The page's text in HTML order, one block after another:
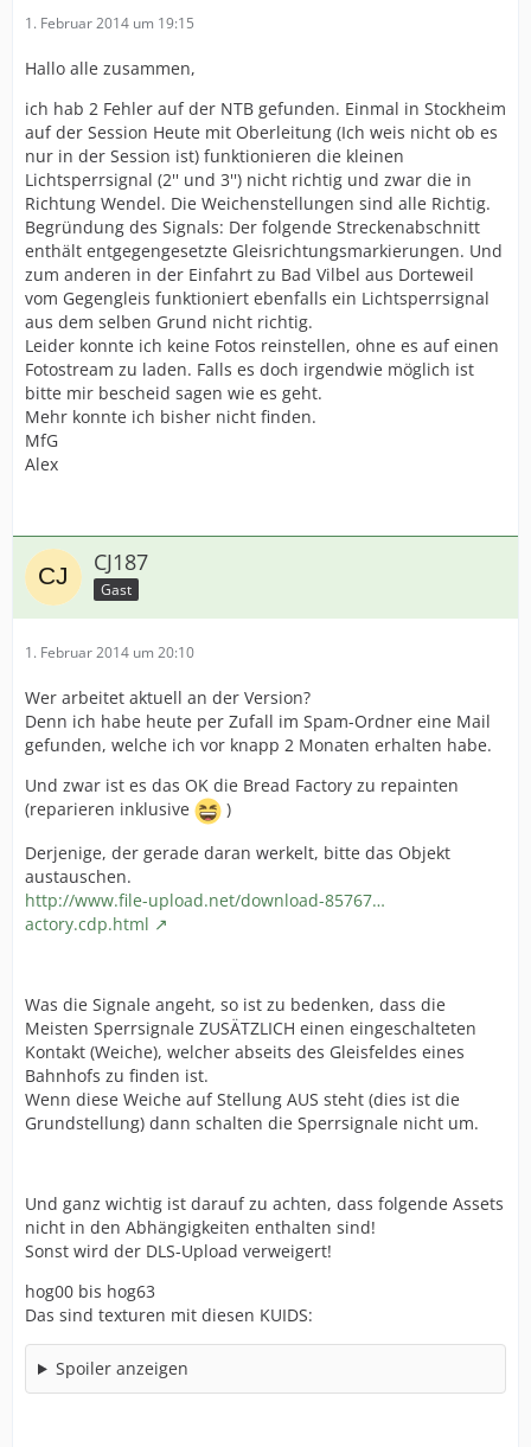
1. Februar 2014 um 19:15
Hallo alle zusammen,
ich hab 2 Fehler auf der NTB gefunden. Einmal in Stockheim
auf der Session Heute mit Oberleitung (Ich weis nicht ob es
nur in der Session ist) funktionieren die kleinen
Lichtsperrsignal (2'' und 3'') nicht richtig und zwar die in
Richtung Wendel. Die Weichenstellungen sind alle Richtig.
Begründung des Signals: Der folgende Streckenabschnitt
enthält entgegengesetzte Gleisrichtungsmarkierungen. Und
zum anderen in der Einfahrt zu Bad Vilbel aus Dorteweil
vom Gegengleis funktioniert ebenfalls ein Lichtsperrsignal
aus dem selben Grund nicht richtig.
Leider konnte ich keine Fotos reinstellen, ohne es auf einen
Fotostream zu laden. Falls es doch irgendwie möglich ist
bitte mir bescheid sagen wie es geht.
Mehr konnte ich bisher nicht finden.
MfG
Alex
CJ187
Gast
1. Februar 2014 um 20:10
Wer arbeitet aktuell an der Version?
Denn ich habe heute per Zufall im Spam-Ordner eine Mail
gefunden, welche ich vor knapp 2 Monaten erhalten habe.
Und zwar ist es das OK die Bread Factory zu repainten
(reparieren inklusive
)
Derjenige, der gerade daran werkelt, bitte das Objekt
austauschen.
http://www.file-upload.net/download-85767…
actory.cdp.html
Was die Signale angeht, so ist zu bedenken, dass die
Meisten Sperrsignale ZUSÄTZLICH einen eingeschalteten
Kontakt (Weiche), welcher abseits des Gleisfeldes eines
Bahnhofs zu finden ist.
Wenn diese Weiche auf Stellung AUS steht (dies ist die
Grundstellung) dann schalten die Sperrsignale nicht um.
Und ganz wichtig ist darauf zu achten, dass folgende Assets
nicht in den Abhängigkeiten enthalten sind!
Sonst wird der DLS-Upload verweigert!
hog00 bis hog63
Das sind texturen mit diesen KUIDS:
Spoiler anzeigen